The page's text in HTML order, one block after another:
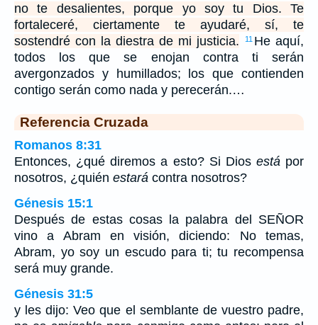
no te desalientes, porque yo soy tu Dios. Te
fortaleceré, ciertamente te ayudaré, sí, te
sostendré con la diestra de mi justicia.
11 He aquí,
todos los que se enojan contra ti serán
avergonzados y humillados; los que contienden
contigo serán como nada y perecerán.…
Referencia Cruzada
Romanos 8:31
Entonces, ¿qué diremos a esto? Si Dios está por
nosotros, ¿quién estará contra nosotros?
Génesis 15:1
Después de estas cosas la palabra del SEÑOR
vino a Abram en visión, diciendo: No temas,
Abram, yo soy un escudo para ti; tu recompensa
será muy grande.
Génesis 31:5
y les dijo: Veo que el semblante de vuestro padre,